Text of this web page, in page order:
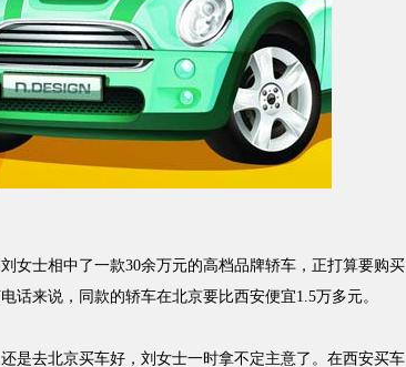
女士相中了一款30余万元的高档品牌轿车，正打算要购买
话来说，同款的轿车在北京要比西安便宜1.5万多元。
去北京买车好，刘女士一时拿不定主意了。在西安买车